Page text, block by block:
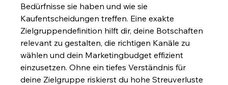
Bedürfnisse sie haben und wie sie
Kaufentscheidungen treffen. Eine exakte
Zielgruppendefinition hilft dir, deine Botschaften
relevant zu gestalten, die richtigen Kanäle zu
wählen und dein Marketingbudget effizient
einzusetzen. Ohne ein tiefes Verständnis für
deine Zielgruppe riskierst du hohe Streuverluste